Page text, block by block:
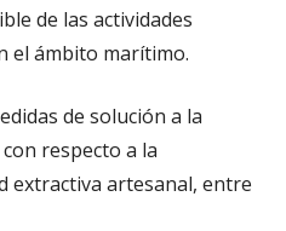
de las actividades
el ámbito marítimo.
de solución a la
respecto a la
extractiva artesanal, entre